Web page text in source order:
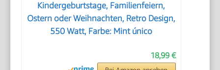
Kindergeburtstage, Familienfeiern,
Ostern oder Weihnachten, Retro Design,
550 Watt, Farbe: Mint único
18,99 €